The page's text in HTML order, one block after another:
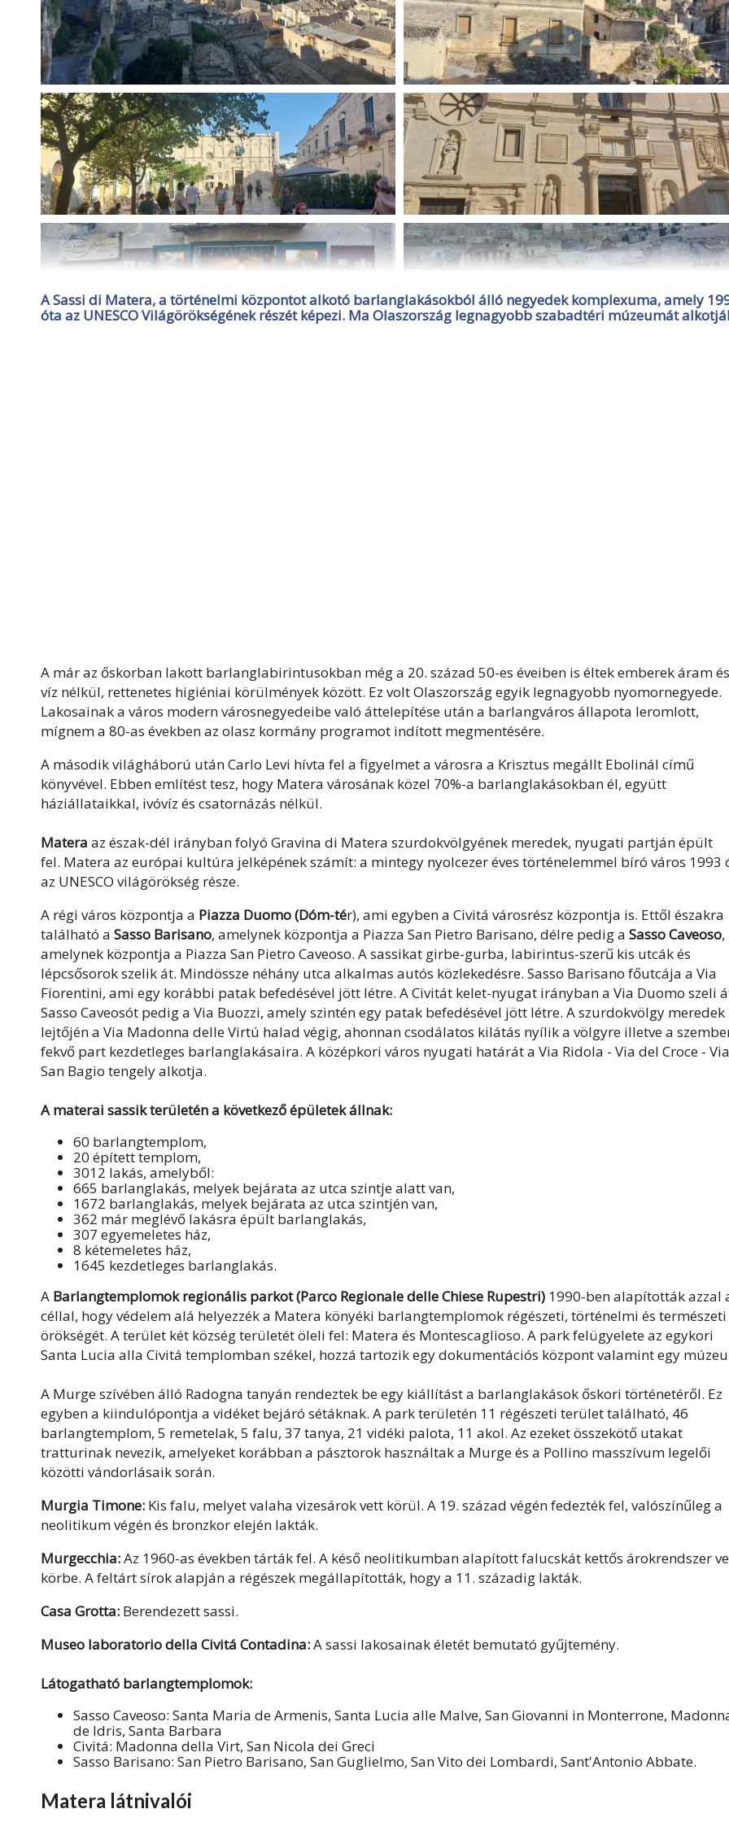
A Sassi di Matera, a történelmi központot alkotó barlanglakásokból álló negyedek komplexuma, amely
óta az UNESCO Világörökségének részét képezi. Ma Olaszország legnagyobb szabadtéri múzeumát
A már az őskorban lakott barlanglabirintusokban még a 20. század 50-es éveiben is éltek emberek áram és
víz nélkül, rettenetes higiéniai körülmények között. Ez volt Olaszország egyik legnagyobb nyomornegyede.
Lakosainak a város modern városnegyedeibe való áttelepítése után a barlangváros állapota leromlott,
mígnem a 80-as években az olasz kormány programot indított megmentésére.
A második világháború után Carlo Levi hívta fel a figyelmet a városra a Krisztus megállt Ebolinál című
könyvével. Ebben említést tesz, hogy Matera városának közel 70%-a barlanglakásokban él, együtt
háziállataikkal, ivóvíz és csatornázás nélkül.
Matera az észak-dél irányban folyó Gravina di Matera szurdokvölgyének meredek, nyugati partján épült
fel. Matera az európai kultúra jelképének számít: a mintegy nyolcezer éves történelemmel bíró város 1993
az UNESCO világörökség része.
A régi város központja a Piazza Duomo (Dóm-tér), ami egyben a Civitá városrész központja is. Ettől északra
található a Sasso Barisano, amelynek központja a Piazza San Pietro Barisano, délre pedig a Sasso Caveoso,
amelynek központja a Piazza San Pietro Caveoso. A sassikat girbe-gurba, labirintus-szerű kis utcák és
lépcsősorok szelik át. Mindössze néhány utca alkalmas autós közlekedésre. Sasso Barisano főutcája a Via
Fiorentini, ami egy korábbi patak befedésével jött létre. A Civitát kelet-nyugat irányban a Via Duomo szeli
Sasso Caveosót pedig a Via Buozzi, amely szintén egy patak befedésével jött létre. A szurdokvölgy meredek
lejtőjén a Via Madonna delle Virtú halad végig, ahonnan csodálatos kilátás nyílik a völgyre illetve a
fekvő part kezdetleges barlanglakásaira. A középkori város nyugati határát a Via Ridola - Via del Croce - Via
San Bagio tengely alkotja.
A materai sassik területén a következő épületek állnak:
60 barlangtemplom,
20 épített templom,
3012 lakás, amelyből:
665 barlanglakás, melyek bejárata az utca szintje alatt van,
1672 barlanglakás, melyek bejárata az utca szintjén van,
362 már meglévő lakásra épült barlanglakás,
307 egyemeletes ház,
8 kétemeletes ház,
1645 kezdetleges barlanglakás.
A Barlangtemplomok regionális parkot (Parco Regionale delle Chiese Rupestri) 1990-ben alapították azzal
céllal, hogy védelem alá helyezzék a Matera könyéki barlangtemplomok régészeti, történelmi és természeti
örökségét. A terület két község területét öleli fel: Matera és Montescaglioso. A park felügyelete az egykori
Santa Lucia alla Civitá templomban székel, hozzá tartozik egy dokumentációs központ valamint egy
A Murge szívében álló Radogna tanyán rendeztek be egy kiállítást a barlanglakások őskori történetéről. Ez
egyben a kiindulópontja a vidéket bejáró sétáknak. A park területén 11 régészeti terület található, 46
barlangtemplom, 5 remetelak, 5 falu, 37 tanya, 21 vidéki palota, 11 akol. Az ezeket összekötő utakat
tratturinak nevezik, amelyeket korábban a pásztorok használtak a Murge és a Pollino masszívum legelői
közötti vándorlásaik során.
Murgia Timone: Kis falu, melyet valaha vizesárok vett körül. A 19. század végén fedezték fel, valószínűleg a
neolitikum végén és bronzkor elején lakták.
Murgecchia:Az 1960-as években tárták fel. A késő neolitikumban alapított falucskát kettős árokrendszer
körbe. A feltárt sírok alapján a régészek megállapították, hogy a 11. századig lakták.
Casa Grotta: Berendezett sassi.
Museo laboratorio della Civitá Contadina:A sassi lakosainak életét bemutató gyűjtemény.
Látogatható barlangtemplomok:
Sasso Caveoso: Santa Maria de Armenis, Santa Lucia alle Malve, San Giovanni in Monterrone,
de Idris, Santa Barbara
Civitá: Madonna della Virt, San Nicola dei Greci
Sasso Barisano: San Pietro Barisano, San Guglielmo, San Vito dei Lombardi, Sant'Antonio Abbate.
Matera látnivalói